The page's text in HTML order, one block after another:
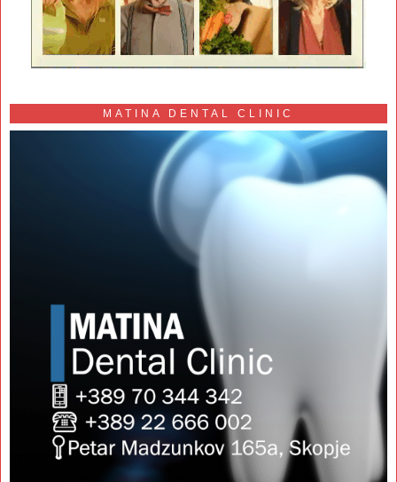
MATINA DENTAL CLINIC